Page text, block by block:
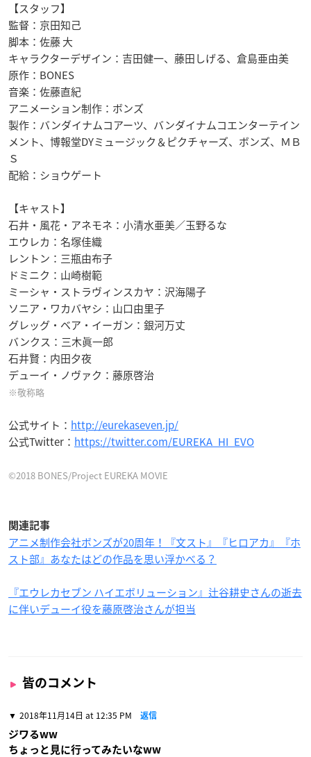
【スタッフ】
監督：京田知己
脚本：佐藤 大
キャラクターデザイン：吉田健一、藤田しげる、倉島亜由美
原作：BONES
音楽：佐藤直紀
アニメーション制作：ボンズ
製作：バンダイナムコアーツ、バンダイナムコエンターテイン
メント、博報堂DYミュージック＆ピクチャーズ、ボンズ、ＭＢ
Ｓ
配給：ショウゲート
【キャスト】
石井・風花・アネモネ：小清水亜美／玉野るな
エウレカ：名塚佳織
レントン：三瓶由布子
ドミニク：山崎樹範
ミーシャ・ストラヴィンスカヤ：沢海陽子
ソニア・ワカバヤシ：山口由里子
グレッグ・ベア・イーガン：銀河万丈
バンクス：三木眞一郎
石井賢：内田夕夜
デューイ・ノヴァク：藤原啓治
※敬称略
公式サイト： http://eurekaseven.jp/
公式Twitter： https://twitter.com/EUREKA_HI_EVO
©2018 BONES/Project EUREKA MOVIE
関連記事
アニメ制作会社ボンズが20周年！『文スト』『ヒロアカ』『ホ
スト部』あなたはどの作品を思い浮かべる？
『エウレカセブン ハイエボリューション』辻谷耕史さんの逝去
に伴いデューイ役を藤原啓治さんが担当
皆のコメント
2018年11月14日 at 12:35 PM 返信
ジワるww
ちょっと見に行ってみたいなww